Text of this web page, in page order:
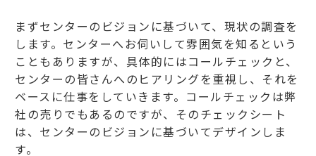
まずセンターのビジョンに基づいて、現状の調査を
します。センターへお伺いして雰囲気を知るという
こともありますが、具体的にはコールチェックと、
センターの皆さんへのヒアリングを重視し、それを
ベースに仕事をしていきます。コールチェックは弊
社の売りでもあるのですが、そのチェックシート
は、センターのビジョンに基づいてデザインしま
す。